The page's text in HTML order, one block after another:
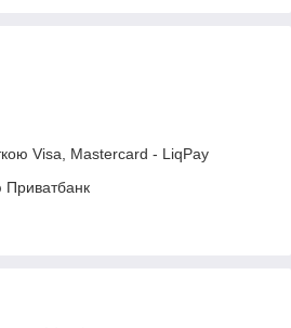
Visa, Mastercard - LiqPay
Приватбанк